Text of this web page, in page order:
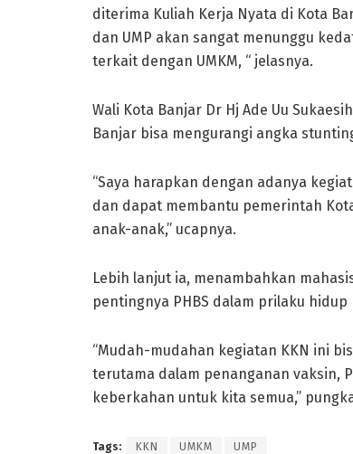
diterima Kuliah Kerja Nyata di Kota
dan UMP akan sangat menunggu
terkait dengan UMKM, “ jelasnya.
Wali Kota Banjar Dr Hj Ade Uu
Banjar bisa mengurangi angka
“Saya harapkan dengan adanya
dan dapat membantu pemerintah
anak-anak,” ucapnya.
Lebih lanjut ia, menambahkan
pentingnya PHBS dalam prilaku hidup
“Mudah-mudahan kegiatan KKN ini
terutama dalam penanganan vaksin,
keberkahan untuk kita semua,”
Tags: KKN UMKM UMP